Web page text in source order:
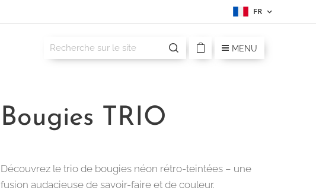
FR
MENU
Bougies TRIO
Découvrez le trio de bougies néon rétro-teintées – une
fusion audacieuse de savoir-faire et de couleur.